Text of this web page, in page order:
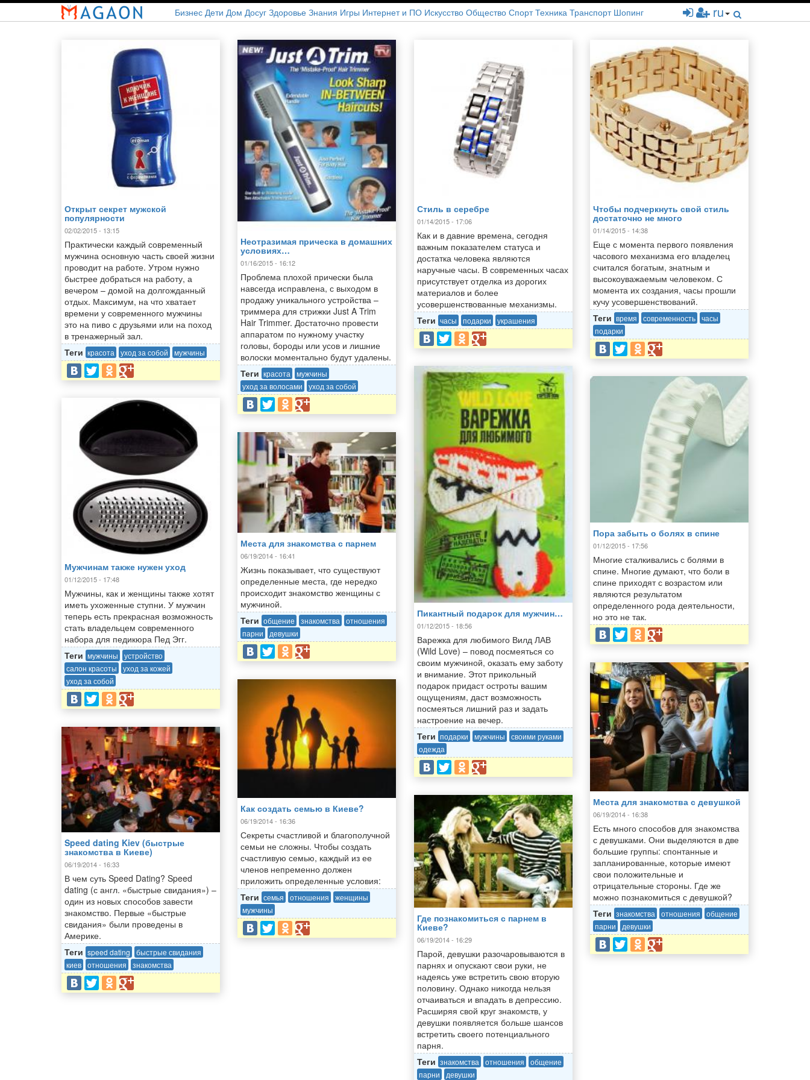
Перейти
Бизнес Дети Дом Досуг Здоровье Знания Игры Интернет и ПО Искусство Общество Спорт Техника Транспорт Шопинг ru
Открыт секрет мужской
популярности
02/02/2015 - 13:15
Практически каждый современный
мужчина основную часть своей жизни
проводит на работе. Утром нужно
быстрее добраться на работу, а
вечером – домой на долгожданный
отдых. Максимум, на что хватает
времени у современного мужчины
это на пиво с друзьями или на поход
в тренажерный зал.
Теги красота уход за собой мужчины
Неотразимая прическа в домашних
условиях…
01/16/2015 - 16:12
Проблема плохой прически была
навсегда исправлена, с выходом в
продажу уникального устройства –
триммера для стрижки Just A Trim
Hair Trimmer. Достаточно провести
аппаратом по нужному участку
головы, бороды или усов и лишние
волоски моментально будут удалены.
Теги красота
мужчины
уход за волосами
уход за собой
Стиль в серебре
01/14/2015 - 17:06
Как и в давние времена, сегодня
важным показателем статуса и
достатка человека являются
наручные часы. В современных часах
присутствует отделка из дорогих
материалов и более
усовершенствованные механизмы.
Теги часы подарки украшения
Чтобы подчеркнуть свой стиль
достаточно не много
01/14/2015 - 14:38
Еще с момента первого появления
часового механизма его владелец
считался богатым, знатным и
высокоуважаемым человеком. С
момента их создания, часы прошли
кучу усовершенствований.
Теги время современность часы
подарки
Пикантный подарок для мужчин…
01/12/2015 - 18:56
Варежка для любимого Вилд ЛАВ
(Wild Love) – повод посмеяться со
своим мужчиной, оказать ему заботу
и внимание. Этот прикольный
подарок придаст остроты вашим
ощущениям, даст возможность
посмеяться лишний раз и задать
настроение на вечер.
Теги подарки мужчины
своими руками
одежда
Пора забыть о болях в спине
01/12/2015 - 17:56
Многие сталкивались с болями в
спине. Многие думают, что боли в
спине приходят с возрастом или
являются результатом
определенного рода деятельности,
но это не так.
Мужчинам также нужен уход
01/12/2015 - 17:48
Мужчины, как и женщины также хотят
иметь ухоженные ступни. У мужчин
теперь есть прекрасная возможность
стать владельцем современного
набора для педикюра Пед Эгг.
Теги мужчины
устройство
салон красоты
уход за кожей
уход за собой
Места для знакомства с парнем
06/19/2014 - 16:41
Жизнь показывает, что существуют
определенные места, где нередко
происходит знакомство женщины с
мужчиной.
Теги общение знакомства
отношения
парни
девушки
Места для знакомства с девушкой
06/19/2014 - 16:38
Есть много способов для знакомства
с девушками. Они выделяются в две
большие группы: спонтанные и
запланированные, которые имеют
свои положительные и
отрицательные стороны. Где же
можно познакомиться с девушкой?
Теги знакомства отношения
общение
парни
девушки
Как создать семью в Киеве?
06/19/2014 - 16:36
Секреты счастливой и благополучной
семьи не сложны. Чтобы создать
счастливую семью, каждый из ее
членов непременно должен
приложить определенные условия:
Теги семья отношения
женщины
мужчины
Speed dating Kiev (быстрые
знакомства в Киеве)
06/19/2014 - 16:33
В чем суть Speed Dating? Speed
dating (с англ. «быстрые свидания») –
один из новых способов завести
знакомство. Первые «быстрые
свидания» были проведены в
Америке.
Теги speed dating
быстрые свидания
киев отношения знакомства
Где познакомиться с парнем в
Киеве?
06/19/2014 - 16:29
Парой, девушки разочаровываются в
парнях и опускают свои руки, не
надеясь уже встретить свою вторую
половину. Однако никогда нельзя
отчаиваться и впадать в депрессию.
Расширяя свой круг знакомств, у
девушки появляется больше шансов
встретить своего потенциального
парня.
Теги знакомства отношения
общение
парни
девушки